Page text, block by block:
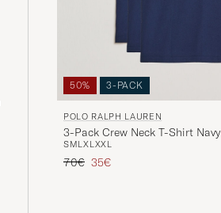
50% 3-PACK
POLO RALPH LAUREN
3-Pack Crew Neck T-Shirt Navy
SMLXL XXL
Prezzo ordinario
70€ Prezzo ridotto
35€